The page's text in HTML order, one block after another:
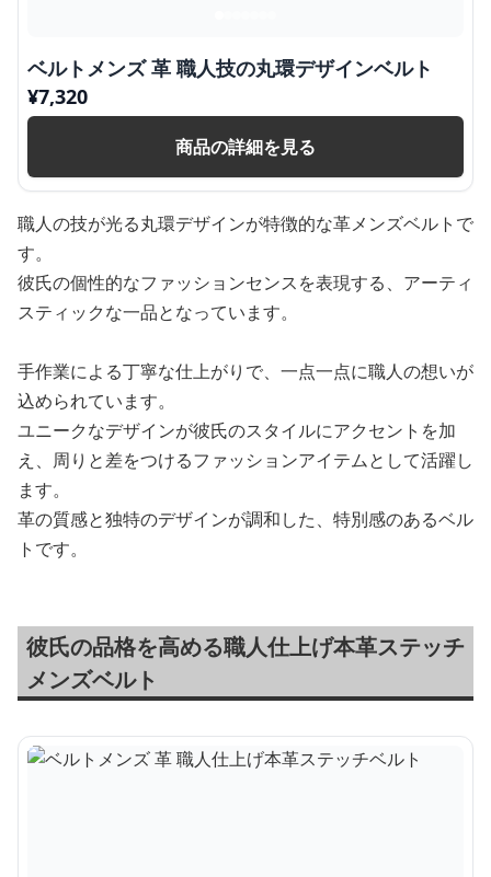
ベルトメンズ 革 職人技の丸環デザインベルト
¥7,320
商品の詳細を見る
職人の技が光る丸環デザインが特徴的な革メンズベルトで
す。
彼氏の個性的なファッションセンスを表現する、アーティ
スティックな一品となっています。
手作業による丁寧な仕上がりで、一点一点に職人の想いが
込められています。
ユニークなデザインが彼氏のスタイルにアクセントを加
え、周りと差をつけるファッションアイテムとして活躍し
ます。
革の質感と独特のデザインが調和した、特別感のあるベル
トです。
彼氏の品格を高める職人仕上げ本革ステッチ
メンズベルト